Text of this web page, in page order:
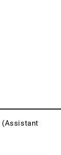
(Assistant